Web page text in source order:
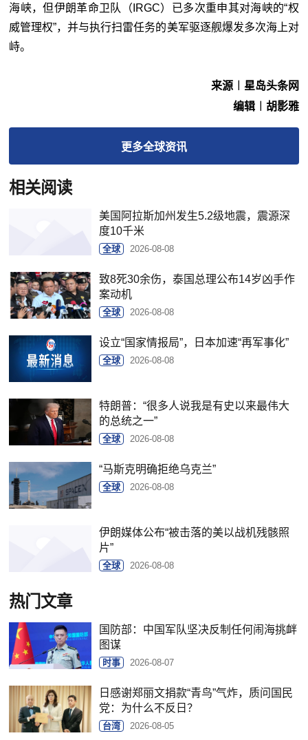
海峡，但伊朗革命卫队（IRGC）已多次重申其对海峡的“权
威管理权”，并与执行扫雷任务的美军驱逐舰爆发多次海上对
峙。
来源︱星岛头条网
编辑︱胡影雅
更多全球资讯
相关阅读
美国阿拉斯加州发生5.2级地震，震源深
度10千米
全球 2026-08-08
致8死30余伤，泰国总理公布14岁凶手作
案动机
全球 2026-08-08
设立“国家情报局”，日本加速“再军事化”
全球 2026-08-08
特朗普：“很多人说我是有史以来最伟大
的总统之一”
全球 2026-08-08
“马斯克明确拒绝乌克兰”
全球 2026-08-08
伊朗媒体公布“被击落的美以战机残骸照
片”
全球 2026-08-08
热门文章
国防部：中国军队坚决反制任何闹海挑衅
图谋
时事 2026-08-07
日感谢郑丽文捐款“青鸟”气炸，质问国民
党：为什么不反日？
台湾 2026-08-05